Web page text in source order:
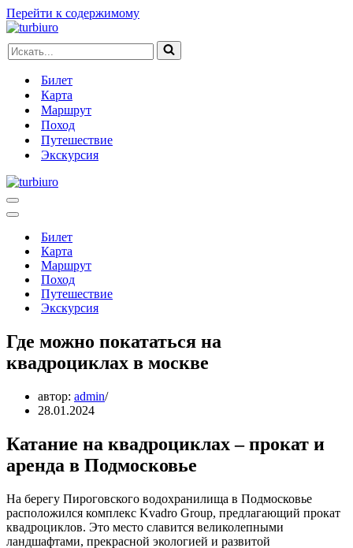
Перейти к содержимому
Искать...
Билет
Карта
Маршрут
Поход
Путешествие
Экскурсия
Меню
навигации
Меню
навигацииБилет
Карта
Маршрут
Поход
Путешествие
Экскурсия
Где можно покататься на
квадроциклах в москве
автор: admin
28.01.2024
Катание на квадроциклах – прокат и
аренда в Подмосковье
На берегу Пироговского водохранилища в Подмосковье
расположился комплекс Kvadro Group, предлагающий прокат
квадроциклов. Это место славится великолепными
ландшафтами, прекрасной экологией и развитой